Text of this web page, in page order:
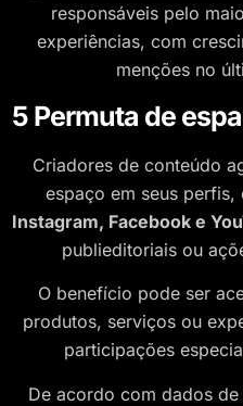
responsáveis pelo
experiências, com
menções no
5 Permuta de
Criadores de conteúdo
espaço em seus perfis,
Instagram, Facebook e
publieditoriais ou
O benefício pode ser
produtos, serviços ou
participações
De acordo com dados